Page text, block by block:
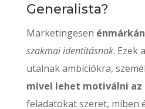
Generalista?
Marketingesen
szakmai identitásnak. Ezek
utalnak ambíciókra,
mivel lehet motiválni
feladatokat szeret, miben